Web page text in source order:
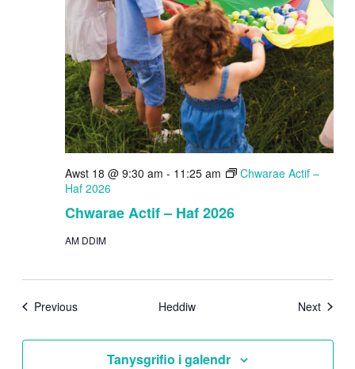
Chwarae Actif – Haf 2026
Awst 18 @ 9:30 am - 11:25 am
Chwarae Actif –
Haf 2026
AM DDIM
PreviousDigwyddiadau Heddiw Next
Tanysgrifio i galendr